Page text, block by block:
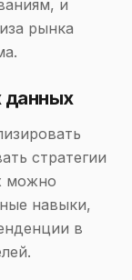
и
рынка
данных
стратегии
можно
навыки,
в